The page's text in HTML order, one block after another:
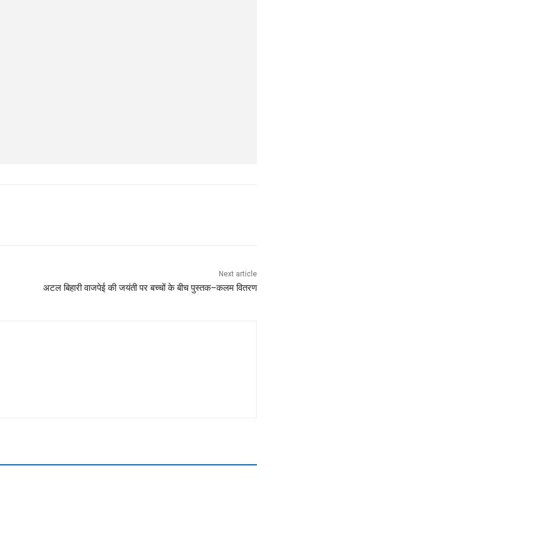
Next article
अटल बिहारी वाजपेई की जयंती पर बच्चों के बीच पुस्तक–कलम वितरण